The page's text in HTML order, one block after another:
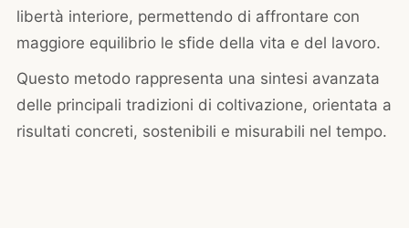
libertà interiore, permettendo di affrontare con
maggiore equilibrio le sfide della vita e del lavoro.
Questo metodo rappresenta una sintesi avanzata
delle principali tradizioni di coltivazione, orientata a
risultati concreti, sostenibili e misurabili nel tempo.